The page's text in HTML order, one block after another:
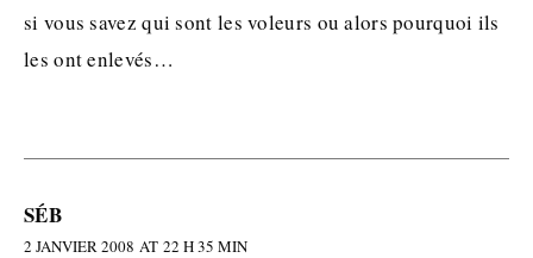
si vous savez qui sont les voleurs ou alors pourquoi ils
les ont enlevés…
SÉB
2 JANVIER 2008 AT 22 H 35 MIN